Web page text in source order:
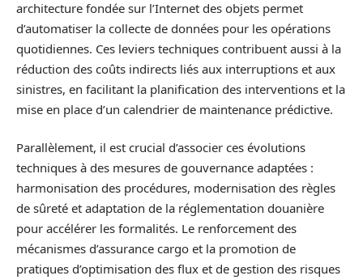
architecture fondée sur l’Internet des objets permet
d’automatiser la collecte de données pour les opérations
quotidiennes. Ces leviers techniques contribuent aussi à la
réduction des coûts indirects liés aux interruptions et aux
sinistres, en facilitant la planification des interventions et la
mise en place d’un calendrier de maintenance prédictive.
Parallèlement, il est crucial d’associer ces évolutions
techniques à des mesures de gouvernance adaptées :
harmonisation des procédures, modernisation des règles
de sûreté et adaptation de la réglementation douanière
pour accélérer les formalités. Le renforcement des
mécanismes d’assurance cargo et la promotion de
pratiques d’optimisation des flux et de gestion des risques